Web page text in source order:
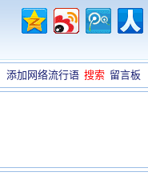
添加网络流行语 搜索 留言板